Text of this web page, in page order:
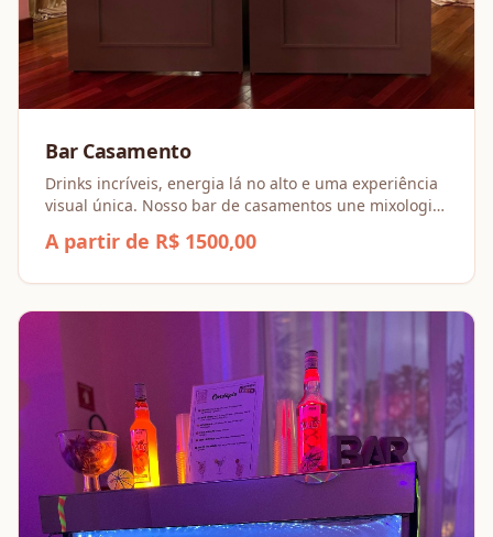
Bar Casamento
Drinks incríveis, energia lá no alto e uma experiência
visual única. Nosso bar de casamentos une mixologia
pista nunca pare e cada gole seja memorável
A partir de R$ 1500,00